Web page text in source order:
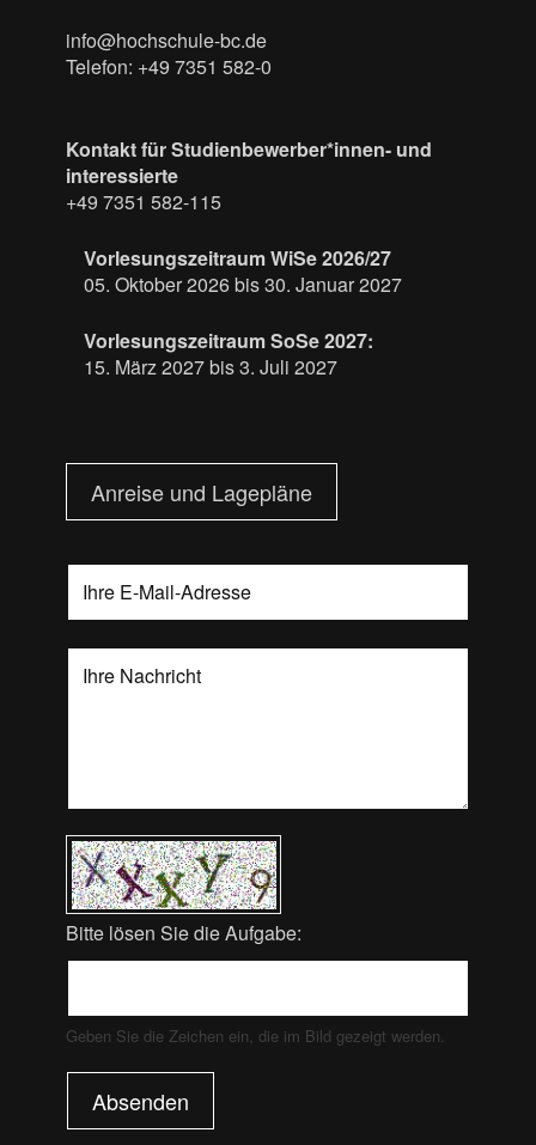
info@hochschule-bc.de
Telefon: +49 7351 582-0
Kontakt für Studienbewerber*innen- und
interessierte
+49 7351 582-115
Vorlesungszeitraum WiSe 2026/27
05. Oktober 2026 bis 30. Januar 2027
Vorlesungszeitraum SoSe 2027:
15. März 2027 bis 3. Juli 2027
Anreise und Lagepläne
Bitte lösen Sie die Aufgabe:
Geben Sie die Zeichen ein, die im Bild gezeigt werden.
Absenden